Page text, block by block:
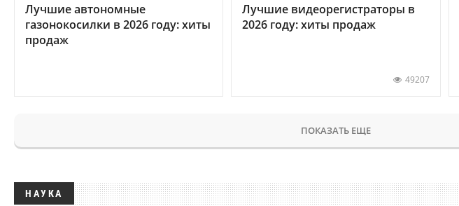
Лучшие автономные
газонокосилки в 2026 году: хиты
продаж
Лучшие видеорегистраторы в
2026 году: хиты продаж
49207
ПОКАЗАТЬ ЕЩЕ
НАУКА